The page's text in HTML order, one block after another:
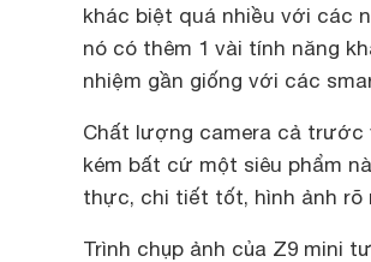
khác biệt quá nhiều với các
nó có thêm 1 vài tính năng
nhiệm gần giống với các
Chất lượng camera cả trước
kém bất cứ một siêu phẩm
thực, chi tiết tốt, hình ảnh rõ
Trình chụp ảnh của Z9 mini